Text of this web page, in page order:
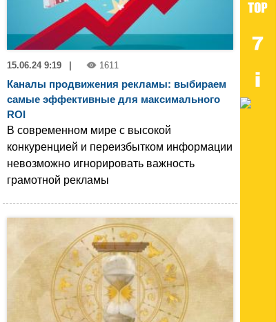
15.06.24 9:19 1611
Каналы продвижения рекламы: выбираем
самые эффективные для максимального
ROI
В современном мире с высокой
конкуренцией и переизбытком информации
невозможно игнорировать важность
грамотной рекламы